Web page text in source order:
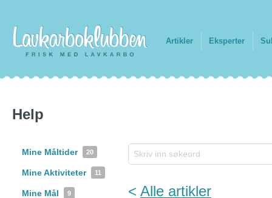
Artikler Eksperter
Help
Mine Måltider 20
Mine Aktiviteter 11
Mine Mål 9 < Alle artikler